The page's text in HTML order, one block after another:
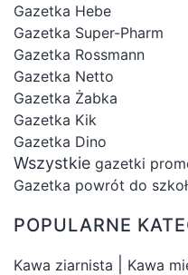
Gazetka Hebe
Gazetka Super-Pharm
Gazetka Rossmann
Gazetka Netto
Gazetka Żabka
Gazetka Kik
Gazetka Dino
Wszystkie gazetki
Gazetka powrót do
POPULARNE
Kawa ziarnista Kawa